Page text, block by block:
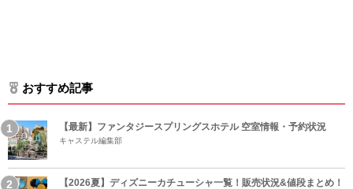
おすすめ記事
【最新】ファンタジースプリングスホテル 空室情報・予約状況
キャステル編集部
【2026夏】ディズニーカチューシャ一覧！販売状況&値段まとめ！